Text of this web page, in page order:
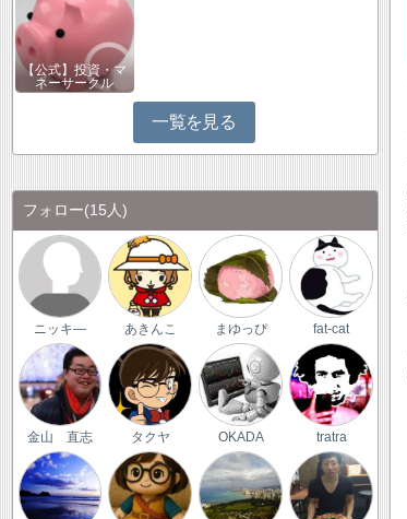
【公式】投資・マ
ネーサークル
一覧を見る
フォロー(15人)
ニッキ― あきんこ まゆっぴ fat-cat
金山 直志 タクヤ OKADA tratra